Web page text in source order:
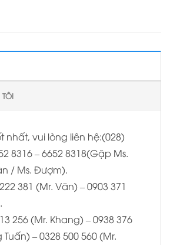
vui lòng liên hệ:(028)
8316 – 6652 8318(Gặp Ms.
/ Ms. Đượm).
381 (Mr. Văn) – 0903 371
256 (Mr. Khang) – 0938 376
– 0328 500 560 (Mr.